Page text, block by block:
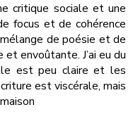
critique sociale et une
focus et de cohérence
de poésie et de
envoûtante. J’ai eu du
est peu claire et les
est viscérale, mais